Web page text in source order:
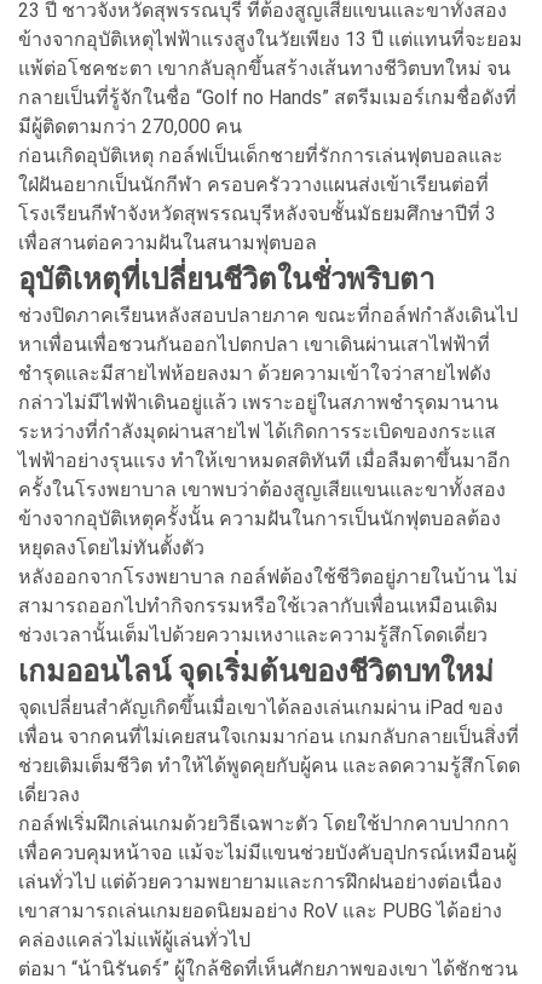
23 ปี ชาวจังหวัดสุพรรณบุรี ที่ต้องสูญเสียแขนและขาทั้งสอง
ข้างจากอุบัติเหตุไฟฟ้าแรงสูงในวัยเพียง 13 ปี แต่แทนที่จะยอม
แพ้ต่อโชคชะตา เขากลับลุกขึ้นสร้างเส้นทางชีวิตบทใหม่ จน
กลายเป็นที่รู้จักในชื่อ “Golf no Hands” สตรีมเมอร์เกมชื่อดังที่
มีผู้ติดตามกว่า 270,000 คน
ก่อนเกิดอุบัติเหตุ กอล์ฟเป็นเด็กชายที่รักการเล่นฟุตบอลและ
ใฝ่ฝันอยากเป็นนักกีฬา ครอบครัววางแผนส่งเข้าเรียนต่อที่
โรงเรียนกีฬาจังหวัดสุพรรณบุรีหลังจบชั้นมัธยมศึกษาปีที่ 3
เพื่อสานต่อความฝันในสนามฟุตบอล
อุบัติเหตุที่เปลี่ยนชีวิตในชั่วพริบตา
ช่วงปิดภาคเรียนหลังสอบปลายภาค ขณะที่กอล์ฟกำลังเดินไป
หาเพื่อนเพื่อชวนกันออกไปตกปลา เขาเดินผ่านเสาไฟฟ้าที่
ชำรุดและมีสายไฟห้อยลงมา ด้วยความเข้าใจว่าสายไฟดัง
กล่าวไม่มีไฟฟ้าเดินอยู่แล้ว เพราะอยู่ในสภาพชำรุดมานาน
ระหว่างที่กำลังมุดผ่านสายไฟ ได้เกิดการระเบิดของกระแส
ไฟฟ้าอย่างรุนแรง ทำให้เขาหมดสติทันที เมื่อลืมตาขึ้นมาอีก
ครั้งในโรงพยาบาล เขาพบว่าต้องสูญเสียแขนและขาทั้งสอง
ข้างจากอุบัติเหตุครั้งนั้น ความฝันในการเป็นนักฟุตบอลต้อง
หยุดลงโดยไม่ทันตั้งตัว
หลังออกจากโรงพยาบาล กอล์ฟต้องใช้ชีวิตอยู่ภายในบ้าน ไม่
สามารถออกไปทำกิจกรรมหรือใช้เวลากับเพื่อนเหมือนเดิม
ช่วงเวลานั้นเต็มไปด้วยความเหงาและความรู้สึกโดดเดี่ยว
เกมออนไลน์ จุดเริ่มต้นของชีวิตบทใหม่
จุดเปลี่ยนสำคัญเกิดขึ้นเมื่อเขาได้ลองเล่นเกมผ่าน iPad ของ
เพื่อน จากคนที่ไม่เคยสนใจเกมมาก่อน เกมกลับกลายเป็นสิ่งที่
ช่วยเติมเต็มชีวิต ทำให้ได้พูดคุยกับผู้คน และลดความรู้สึกโดด
เดี่ยวลง
กอล์ฟเริ่มฝึกเล่นเกมด้วยวิธีเฉพาะตัว โดยใช้ปากคาบปากกา
เพื่อควบคุมหน้าจอ แม้จะไม่มีแขนช่วยบังคับอุปกรณ์เหมือนผู้
เล่นทั่วไป แต่ด้วยความพยายามและการฝึกฝนอย่างต่อเนื่อง
เขาสามารถเล่นเกมยอดนิยมอย่าง RoV และ PUBG ได้อย่าง
คล่องแคล่วไม่แพ้ผู้เล่นทั่วไป
ต่อมา “น้านิรันดร์” ผู้ใกล้ชิดที่เห็นศักยภาพของเขา ได้ชักชวน